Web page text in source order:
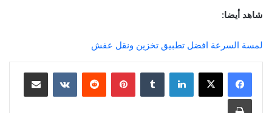
شاهد أيضا:
لمسة السرعة افضل تطبيق تخزين ونقل عفش
لينكدإن بينتيريست مشاركة عبر البريد
طباعة